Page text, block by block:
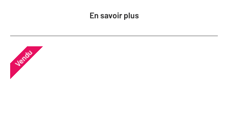
En savoir plus
Vendu